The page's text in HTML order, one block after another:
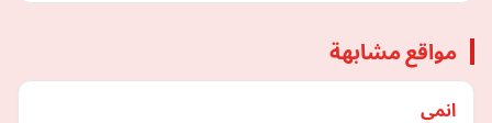
مواقع مشابهة
انمي